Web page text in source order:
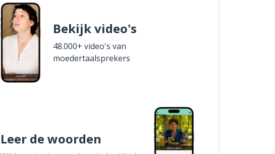
Bekijk video's
48.000+ video's van
moedertaalsprekers
Leer de woorden